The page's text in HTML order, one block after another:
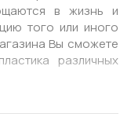
в жизнь и
того или иного
Вы сможете
различных